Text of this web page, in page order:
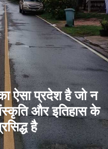
ऐसा प्रदेश है जो न
और इतिहास के
है